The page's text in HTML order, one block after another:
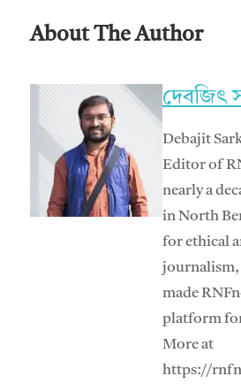
About The Author
দেবজিৎ
Debajit
Editor of
nearly a
in North
for ethical
journalism,
made
platform
More at
https://